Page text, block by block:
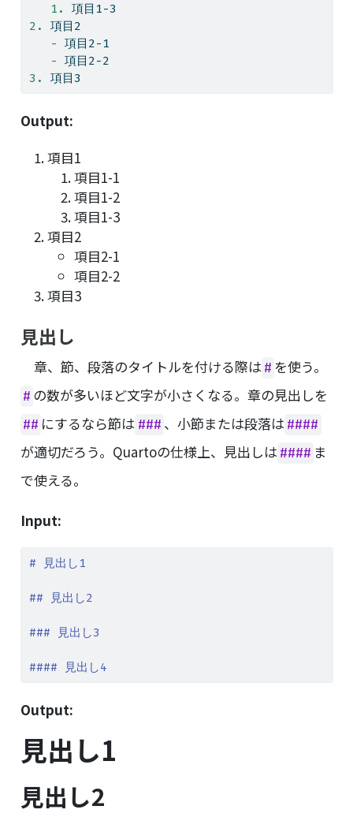
   1.
項目1-3
2. 項目2
   -
項目2-1
   -
項目2-2
3. 項目3
Output:
項目1
項目1-1
項目1-2
項目1-3
項目2
項目2-1
項目2-2
項目3
見出し
章、節、段落のタイトルを付ける際は # を使う。
# の数が多いほど文字が小さくなる。章の見出しを
## にするなら節は ### 、小節または段落は####
が適切だろう。Quartoの仕様上、見出しは #### ま
で使える。
Input:
# 見出し1
## 見出し2
### 見出し3
#### 見出し4
Output:
見出し1
見出し2